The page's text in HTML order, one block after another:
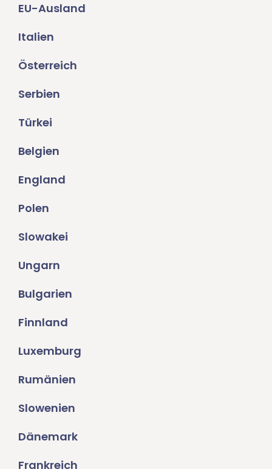
EU-Ausland
Italien
Österreich
Serbien
Türkei
Belgien
England
Polen
Slowakei
Ungarn
Bulgarien
Finnland
Luxemburg
Rumänien
Slowenien
Dänemark
Frankreich